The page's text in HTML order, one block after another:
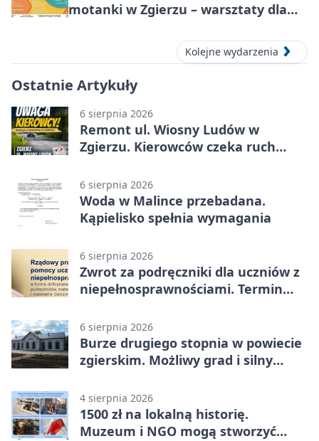
motanki w Zgierzu – warsztaty dla
Kolejne wydarzenia
Ostatnie Artykuły
6 sierpnia 2026
Remont ul. Wiosny Ludów w
Zgierzu. Kierowców czeka ruch
6 sierpnia 2026
Woda w Malince przebadana.
Kąpielisko spełnia wymagania
6 sierpnia 2026
Zwrot za podręczniki dla uczniów z
niepełnosprawnościami. Termin
6 sierpnia 2026
Burze drugiego stopnia w powiecie
zgierskim. Możliwy grad i silny
4 sierpnia 2026
1500 zł na lokalną historię.
Muzeum i NGO mogą stworzyć